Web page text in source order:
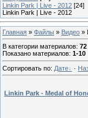
Linkin Park | Live - 2012 [24]
Linkin Park | Live - 2012
Главная » Файлы » Видео »
В категории материалов: 72
Показано материалов: 1-10
Сортировать по: Дате ·
Linkin Park - Medal of